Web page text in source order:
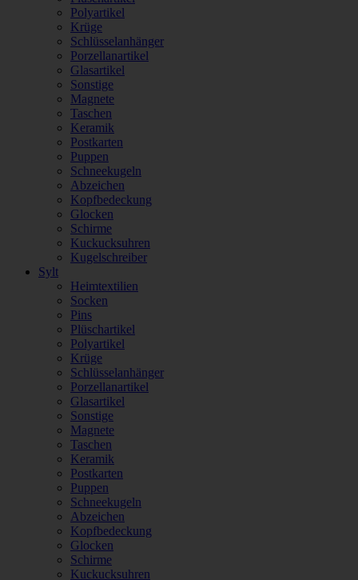
Polyartikel
Krüge
Schlüsselanhänger
Porzellanartikel
Glasartikel
Sonstige
Magnete
Taschen
Keramik
Postkarten
Puppen
Schneekugeln
Abzeichen
Kopfbedeckung
Glocken
Schirme
Kuckucksuhren
Kugelschreiber
Sylt
Heimtextilien
Socken
Pins
Plüschartikel
Polyartikel
Krüge
Schlüsselanhänger
Porzellanartikel
Glasartikel
Sonstige
Magnete
Taschen
Keramik
Postkarten
Puppen
Schneekugeln
Abzeichen
Kopfbedeckung
Glocken
Schirme
Kuckucksuhren